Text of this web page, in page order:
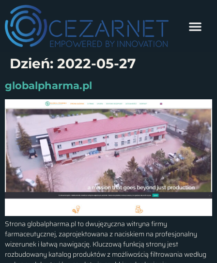
Dzień: 2022-05-27
globalpharma.pl
Strona globalpharma.pl to dwujęzyczna witryna firmy
farmaceutycznej, zaprojektowana z naciskiem na profesjonalny
wizerunek i łatwą nawigację. Kluczową funkcją strony jest
rozbudowany katalog produktów z możliwością filtrowania według